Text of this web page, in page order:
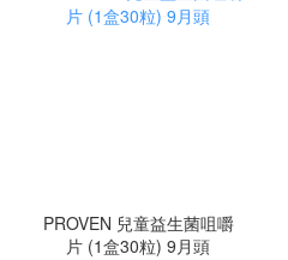
PROVEN 兒童益生菌咀嚼
片 (1盒30粒) 9月頭